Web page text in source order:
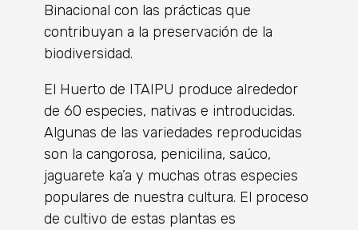
Binacional con las prácticas que
contribuyan a la preservación de la
biodiversidad.
El Huerto de ITAIPU produce alrededor
de 60 especies, nativas e introducidas.
Algunas de las variedades reproducidas
son la cangorosa, penicilina, saúco,
jaguarete ka’a y muchas otras especies
populares de nuestra cultura. El proceso
de cultivo de estas plantas es